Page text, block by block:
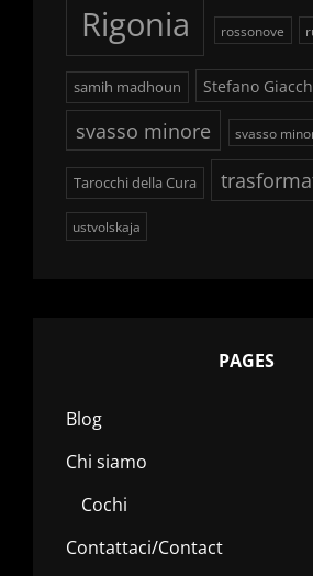
Rigonia rossonove
samih madhoun Stefano
svasso minore svasso
Tarocchi della Cura
ustvolskaja
PAGES
Blog
Chi siamo
Cochi
Contattaci/Contact